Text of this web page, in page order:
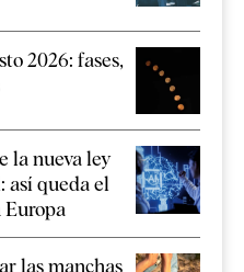
2026: fases,
la nueva ley
queda el
Europa
las manchas